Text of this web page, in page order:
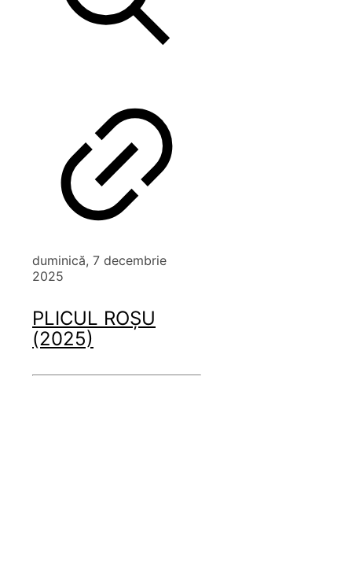
duminică, 7 decembrie
2025
PLICUL ROȘU
(2025)